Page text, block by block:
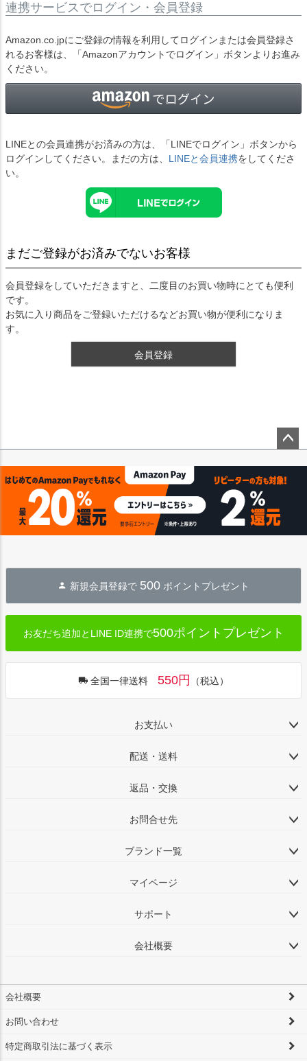
連携サービスでログイン・会員登録
Amazon.co.jpにご登録の情報を利用してログインまたは会員登録さ
れるお客様は、「Amazonアカウントでログイン」ボタンよりお進み
ください。
LINEとの会員連携がお済みの方は、「LINEでログイン」ボタンから
ログインしてください。まだの方は、 LINEと会員連携をしてくださ
い。
まだご登録がお済みでないお客様
会員登録をしていただきますと、二度目のお買い物時にとても便利
です。
お気に入り商品をご登録いただけるなどお買い物が便利になりま
す。
会員登録
ップ
新規会員登録で 500 ポイントプレゼント
お友だち追加とLINE ID連携で500ポイントプレゼント
全国一律送料 550円 （税込）
お支払い
配送・送料
返品・交換
お問合せ先
ブランド一覧
マイページ
サポート
会社概要
会社概要
お問い合わせ
特定商取引法に基づく表示